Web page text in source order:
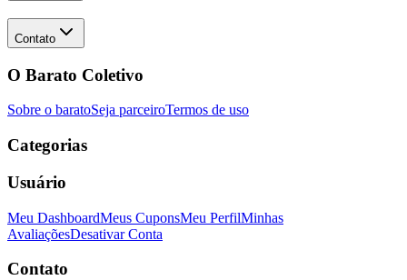
Contato
O Barato Coletivo
Sobre o baratoSeja parceiroTermos de uso
Categorias
Usuário
Meu DashboardMeus CuponsMeu PerfilMinhas
AvaliaçõesDesativar Conta
Contato